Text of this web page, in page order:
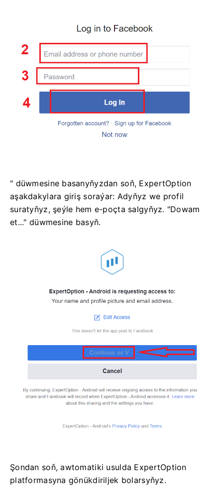
" düwmesine basanyňyzdan soň, ExpertOption
aşakdakylara giriş soraýar: Adyňyz we profil
suratyňyz, şeýle hem e-poçta salgyňyz. "Dowam
et..." düwmesine basyň.
Şondan soň, awtomatiki usulda ExpertOption
platformasyna gönükdiriljek bolarsyňyz.